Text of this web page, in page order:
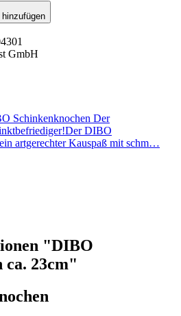
GmbH
Schinkenknochen Der
DIBO
artgerechter Kauspaß mit schm…
"DIBO
ca. 23cm"